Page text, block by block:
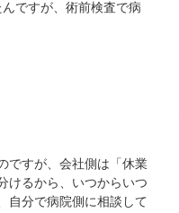
ですが、術前検査で病
ですが、会社側は「休業
けるから、いつからいつ
自分で病院側に相談して